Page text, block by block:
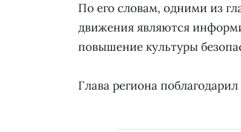
По его словам, одними из
движения являются
повышение культуры
Глава региона